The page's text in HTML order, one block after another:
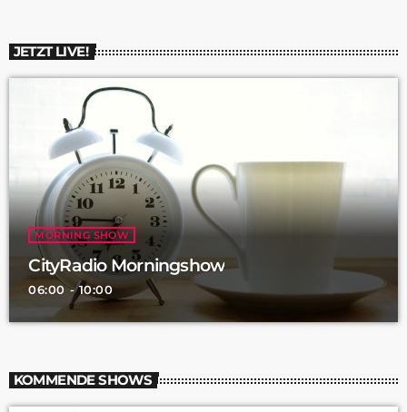
JETZT LIVE!
MORNING SHOW
CityRadio Morningshow
06:00 - 10:00
KOMMENDE SHOWS